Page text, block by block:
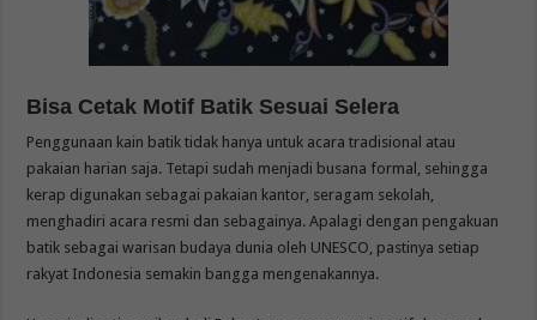
Bisa Cetak Motif Batik Sesuai Selera
Penggunaan kain batik tidak hanya untuk acara tradisional atau
pakaian harian saja. Tetapi sudah menjadi busana formal, sehingga
kerap digunakan sebagai pakaian kantor, seragam sekolah,
menghadiri acara resmi dan sebagainya. Apalagi dengan pengakuan
batik sebagai warisan budaya dunia oleh UNESCO, pastinya setiap
rakyat Indonesia semakin bangga mengenakannya.